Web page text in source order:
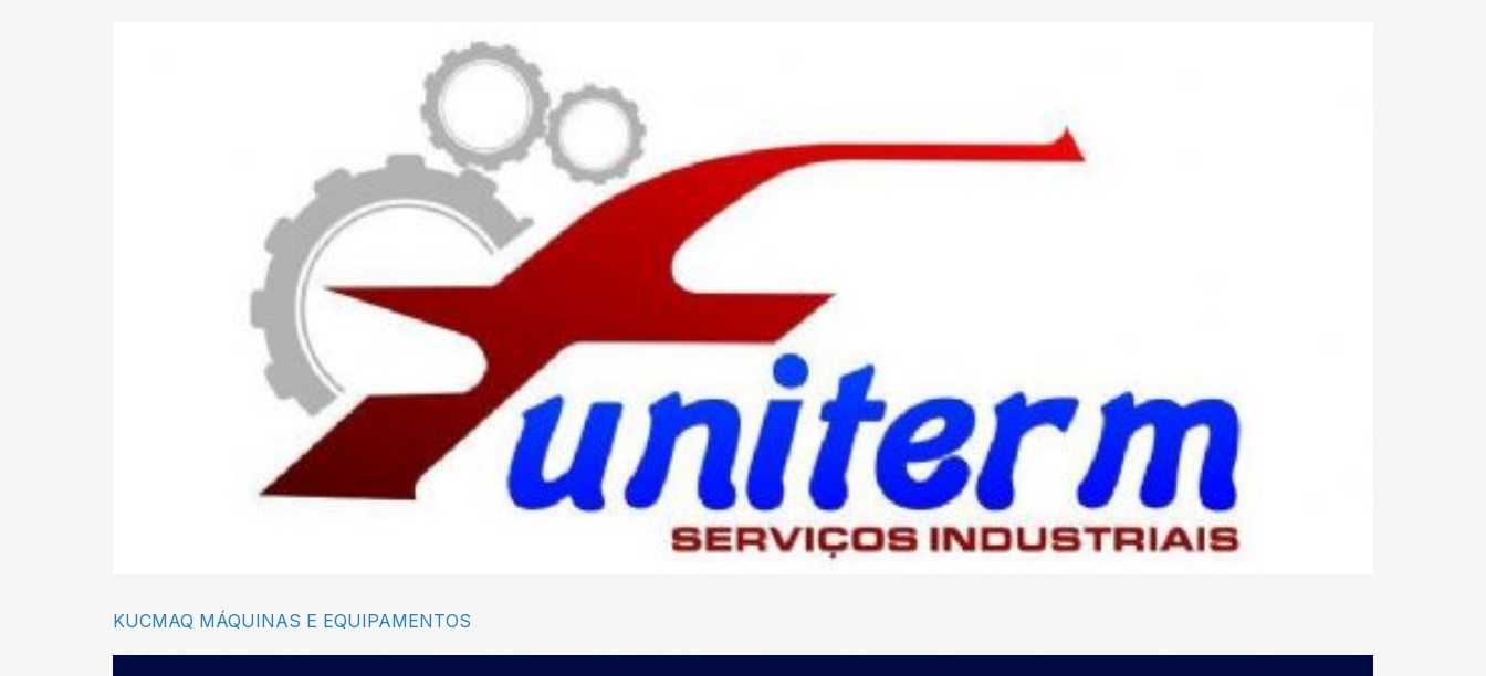
KUCMAQ MÁQUINAS E EQUIPAMENTOS